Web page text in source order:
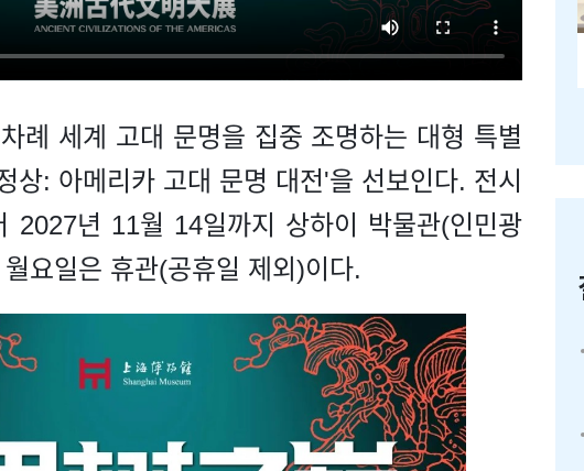
례 세계 고대 문명을 집중 조명하는 대형 특별
상: 아메리카 고대 문명 대전'을 선보인다. 전시
2027년 11월 14일까지 상하이 박물관(인민광
요일은 휴관(공휴일 제외)이다.